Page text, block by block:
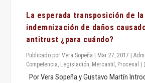
La esperada transposición de
indemnización de daños
antitrust ¿para cuándo?
Publicado porVera Sopeña Mar 27, 2017 |
Competencia, Legislación, Mercantil , Procesal
Por Vera Sopeña y Gustavo Martín